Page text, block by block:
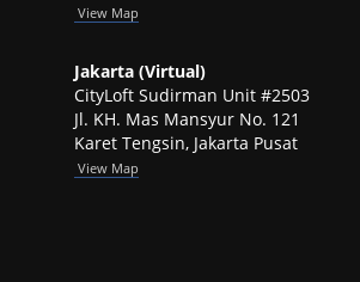
View Map
Jakarta (Virtual)
CityLoft Sudirman Unit #2503
Jl. KH. Mas Mansyur No. 121
Karet Tengsin, Jakarta Pusat
View Map